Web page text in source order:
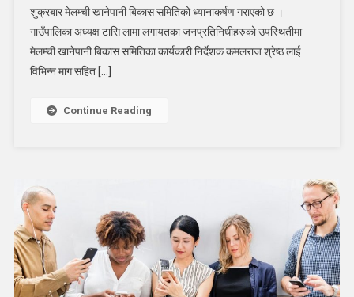
माग
सम्बोधन
शुक्रबार मेलम्ची खानेपानी बिकास समितिको ध्यानाकर्षण गराएको छ ।
गाउँपालिका अध्यक्ष टासि लामा लगायतका जनप्रतिनिधीहरुको उपस्थितीमा
मेलम्ची खानेपानी बिकास समितिका कार्यकारी निर्देशक कमलराज श्रेष्ठ लाई
विभिन्न माग सहित […]
Continue Reading